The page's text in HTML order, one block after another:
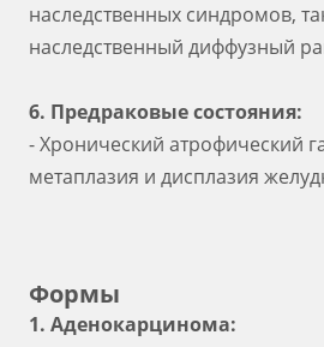
наследственных синдромов,
наследственный диффузный
6. Предраковые состояния:
- Хронический атрофический
метаплазия и дисплазия
Формы
1. Аденокарцинома: